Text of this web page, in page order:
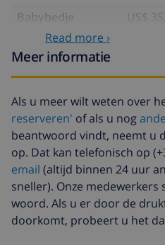
Babybedje
US$
Babystoel
Internet
US$
Extra beddengoed
US$
Extra handdoeken
US$
Late checkout
US$
Read more ›
Meer informatie
Als u meer wilt weten over
reserveren' of als u nog
beantwoord vindt, neemt u
op. Dat kan telefonisch op
email (altijd binnen 24 uur
sneller). Onze medewerkers
woord. Als u er door de
doorkomt, probeert u het